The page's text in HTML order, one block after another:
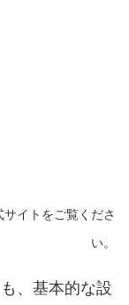
イトをご覧くださ
い。
、基本的な設